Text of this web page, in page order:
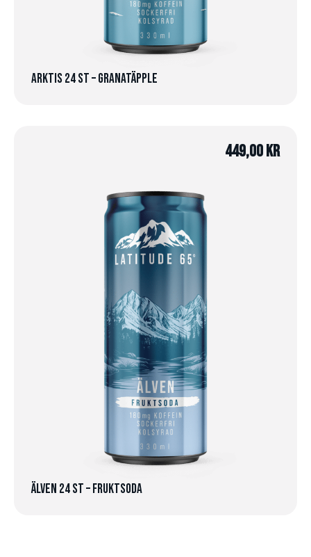
Arktis 24 st – Granatäpple
449,00kr
Älven 24 st – Fruktsoda